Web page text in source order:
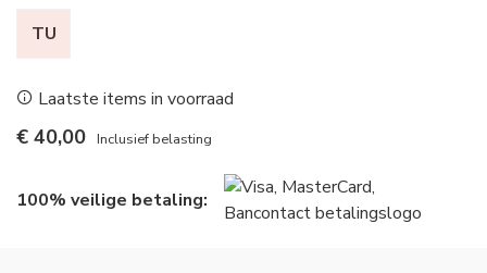
TU
Laatste items in voorraad
€ 40,00 Inclusief belasting
100% veilige betaling: